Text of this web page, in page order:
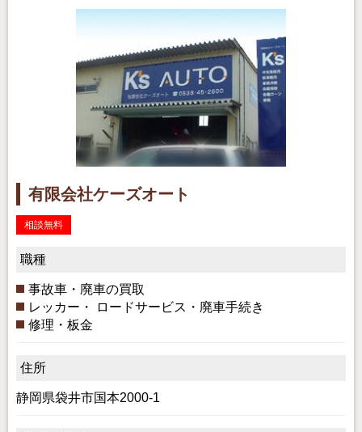
有限会社ケーズオート
相談無料
職種
事故車・廃車の買取
レッカー・ ロードサービス・廃車手続き
修理・板金
住所
静岡県袋井市国本2000-1